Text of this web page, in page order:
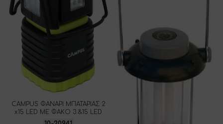
CAMPUS ΦΑΝΑΡΙ ΜΠΑΤΑΡΙΑΣ 2
x15 LED ΜΕ ΦΑΚΟ 3 &15 LED